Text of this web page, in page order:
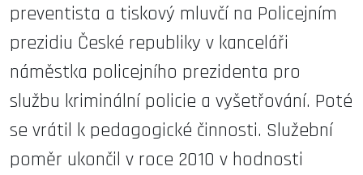
preventista a tiskový mluvčí na Policejním
prezidiu České republiky v kanceláři
náměstka policejního prezidenta pro
službu kriminální policie a vyšetřování. Poté
se vrátil k pedagogické činnosti. Služební
poměr ukončil v roce 2010 v hodnosti